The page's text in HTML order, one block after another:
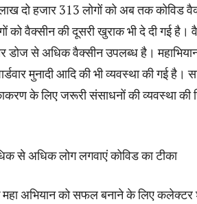
दो हजार 313 लोगों को अब तक कोविड
को वैक्सीन की दूसरी खुराक भी दे दी गई है।
डोज से अधिक वैक्सीन उपलब्ध है।
मुनादी आदि की भी व्यवस्था की गई है।
के लिए जरूरी संसाधनों की व्यवस्था की
से अधिक लोग लगवाएं कोविड का टीका
अभियान को सफल बनाने के लिए कलेक्टर